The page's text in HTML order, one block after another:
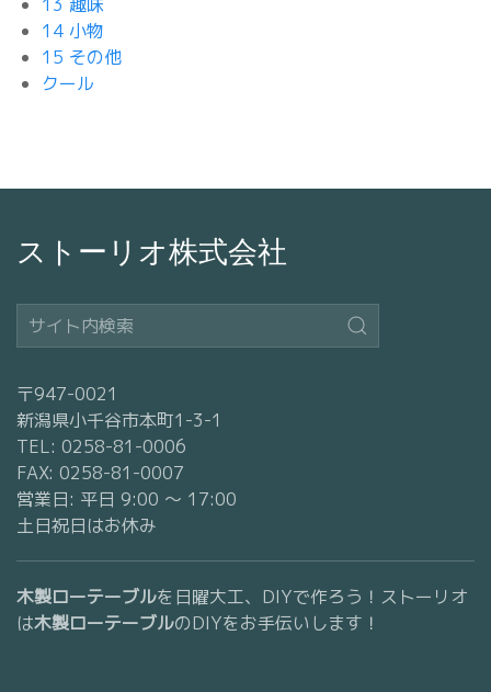
14 小物
15 その他
クール
ストーリオ株式会社
〒947-0021
新潟県小千谷市本町1-3-1
TEL: 0258-81-0006
FAX: 0258-81-0007
営業日: 平日 9:00 〜 17:00
土日祝日はお休み
木製ローテーブルを日曜大工、DIYで作ろう！ストーリオ
は木製ローテーブルのDIYをお手伝いします！